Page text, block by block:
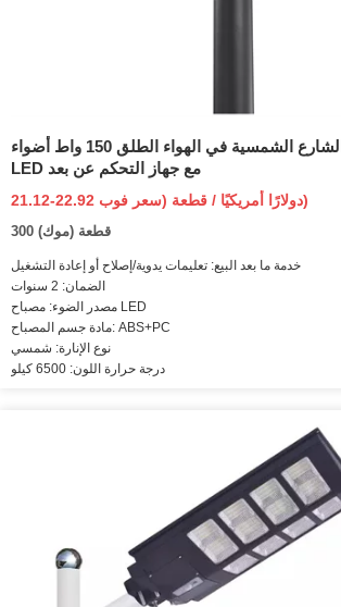
الجملة ضوء الشارع الشمسية في الهواء الطلق 150 واط أضواء
LED مع جهاز التحكم عن بعد
21.12-22.92 دولارًا أمريكيًا / قطعة (سعر فوب)
300 قطعة (موك)
خدمة ما بعد البيع: تعليمات يدوية/إصلاح أو إعادة التشغيل
الضمان: 2 سنوات
مصدر الضوء: مصباح LED
مادة جسم المصباح: ABS+PC
نوع الإنارة: شمسي
درجة حرارة اللون: 6500 كيلو